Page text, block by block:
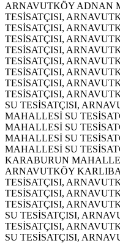
ARNAVUTKÖY ADNAN
TESİSATÇISI,
TESİSATÇISI,
TESİSATÇISI,
TESİSATÇISI,
TESİSATÇISI,
TESİSATÇISI,
TESİSATÇISI,
TESİSATÇISI,
SU TESİSATÇISI,
MAHALLESİ SU
MAHALLESİ SU
MAHALLESİ SU
MAHALLESİ SU
KARABURUN
ARNAVUTKÖY
TESİSATÇISI,
TESİSATÇISI,
TESİSATÇISI,
SU TESİSATÇISI,
TESİSATÇISI,
SU TESİSATÇISI,